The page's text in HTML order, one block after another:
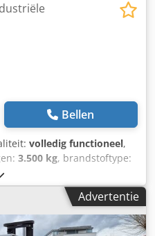
Bellen
volledig functioneel,
3.500 kg, brandstoftype:
lengte:
Geen Chedpfx Aevcf Umec
voorbanden: Lucht
Type: Lucht
certificaat, STANDAARD
Advertentie